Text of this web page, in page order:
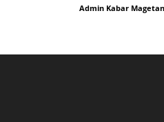
Admin Kabar Magetan